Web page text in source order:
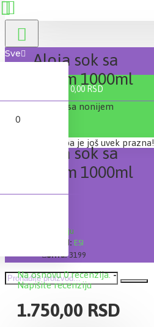
Sve
0 proizvod(a) - 0,00 RSD
0
Vaša korpa je još uvek prazna!
Aloja sok sa
nonijem 1000ml
Aloja sok sa
nonijem 1000ml
Na stanju
Brand: ESI
Šifra: 3199
Na osnovu 0 recenzija. -
Napišite recenziju
1.750,00 RSD